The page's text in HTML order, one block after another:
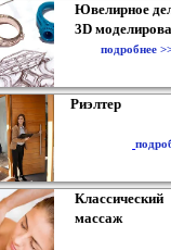
Ювелирное
3D
подробнее
Риэлтер
Классический
массаж